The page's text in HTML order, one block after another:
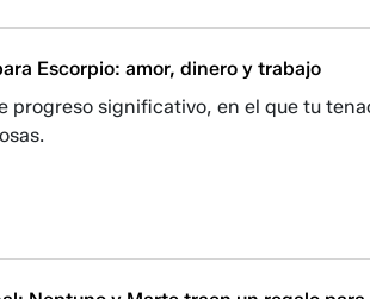
Escorpio: amor, dinero y trabajo
progreso significativo, en el que tu